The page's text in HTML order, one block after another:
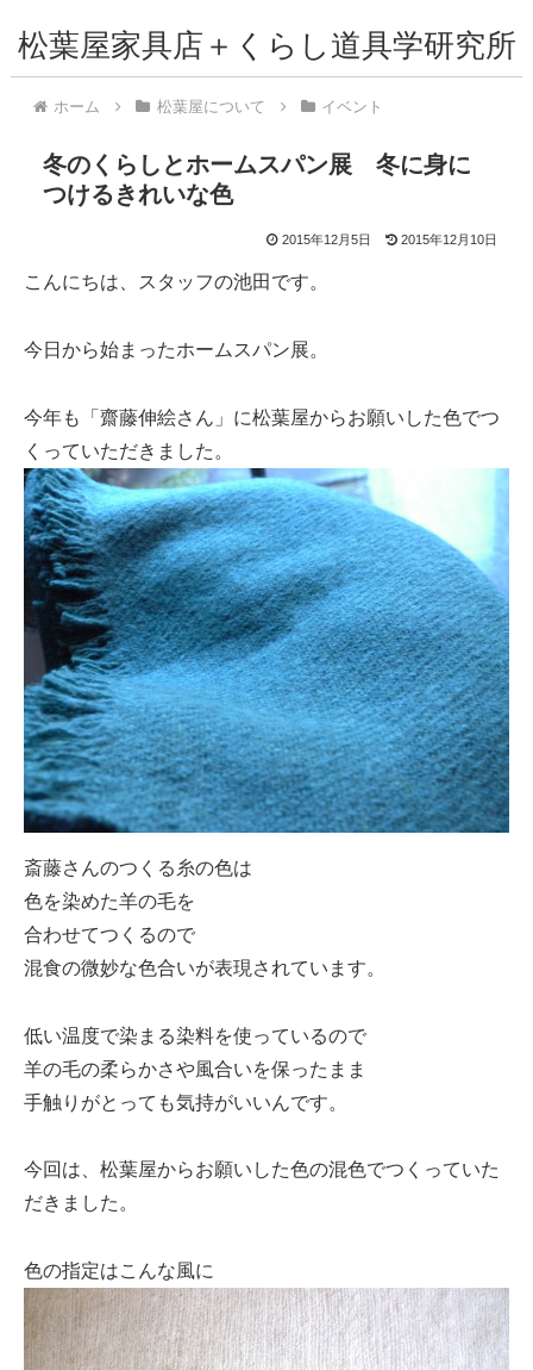
松葉屋家具店＋くらし道具学研究所
ホーム 松葉屋について イベント
冬のくらしとホームスパン展 冬に身に
つけるきれいな色
2015年12月5日 2015年12月10日
こんにちは、スタッフの池田です。
今日から始まったホームスパン展。
今年も「齋藤伸絵さん」に松葉屋からお願いした色でつ
くっていただきました。
斎藤さんのつくる糸の色は
色を染めた羊の毛を
合わせてつくるので
混食の微妙な色合いが表現されています。
低い温度で染まる染料を使っているので
羊の毛の柔らかさや風合いを保ったまま
手触りがとっても気持がいいんです。
今回は、松葉屋からお願いした色の混色でつくっていた
だきました。
色の指定はこんな風に